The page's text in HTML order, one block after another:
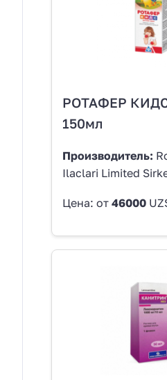
РОТАФЕР
150мл
Производитель:
Ilaclari Limited
Цена: от 46000